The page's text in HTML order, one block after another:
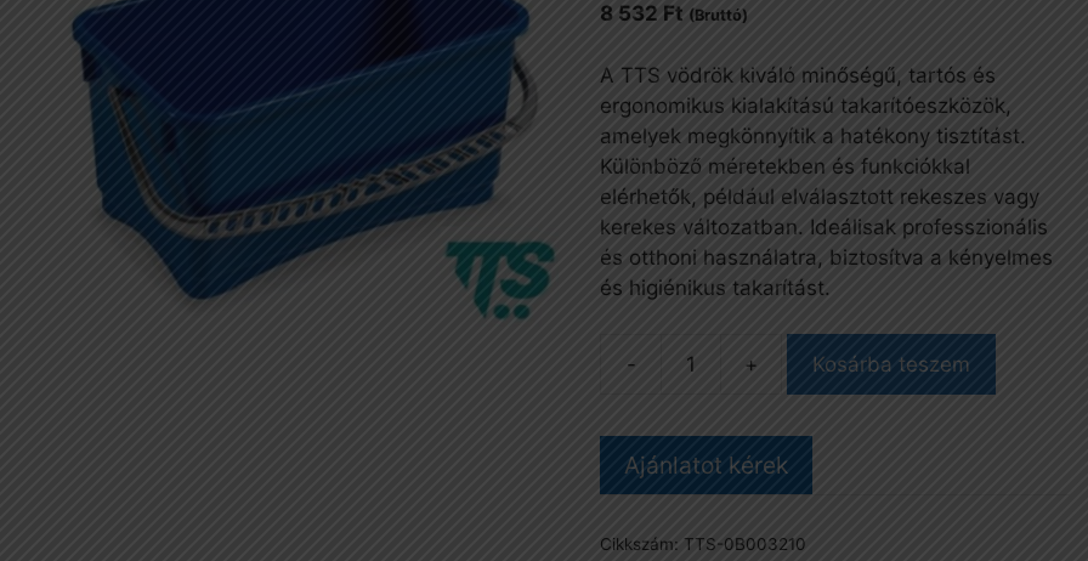
8 532 Ft (Bruttó)
A TTS vödrök kiváló minőségű, tartós és
ergonomikus kialakítású takarítóeszközök,
amelyek megkönnyítik a hatékony tisztítást.
Különböző méretekben és funkciókkal
elérhetők, például elválasztott rekeszes vagy
kerekes változatban. Ideálisak professzionális
és otthoni használatra, biztosítva a kényelmes
és higiénikus takarítást.
28
liter,
kék/piros
Kosárba teszem
Ajánlatot kérek
Cikkszám: TTS-0B003210